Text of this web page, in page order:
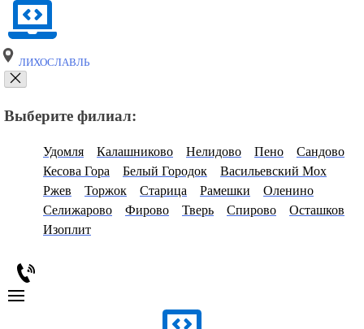
ЛИХОСЛАВЛЬ
Выберите филиал:
Удомля Калашниково Нелидово Пено
Сандово
Кесова Гора
Белый Городок
Васильевский Мох
Ржев
Торжок Старица Рамешки
Оленино
Селижарово
Фирово Тверь Спирово
Осташков
Изоплит